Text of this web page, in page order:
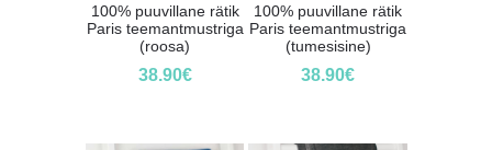
100% puuvillane rätik
Paris teemantmustriga
(roosa)
38.90€
100% puuvillane rätik
Paris teemantmustriga
(tumesisine)
38.90€